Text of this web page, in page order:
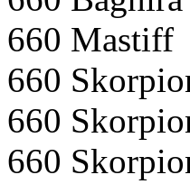
660 Mastiff
660
660
660